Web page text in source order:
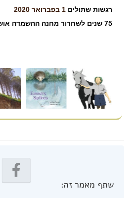
רגשות שתולים 1 בפברואר 2020
75 שנים לשחרור מחנה ההשמדה אושוויץ
שתף מאמר זה: